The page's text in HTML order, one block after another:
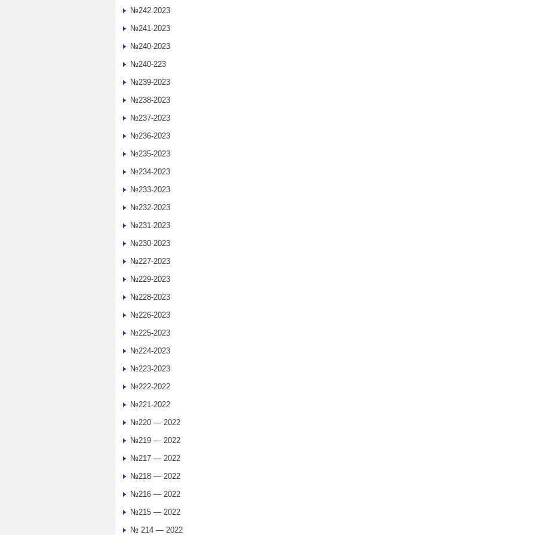
№242-2023
№241-2023
№240-2023
№240-223
№239-2023
№238-2023
№237-2023
№236-2023
№235-2023
№234-2023
№233-2023
№232-2023
№231-2023
№230-2023
№227-2023
№229-2023
№228-2023
№226-2023
№225-2023
№224-2023
№223-2023
№222-2022
№221-2022
№220 — 2022
№219 — 2022
№217 — 2022
№218 — 2022
№216 — 2022
№215 — 2022
№ 214 — 2022